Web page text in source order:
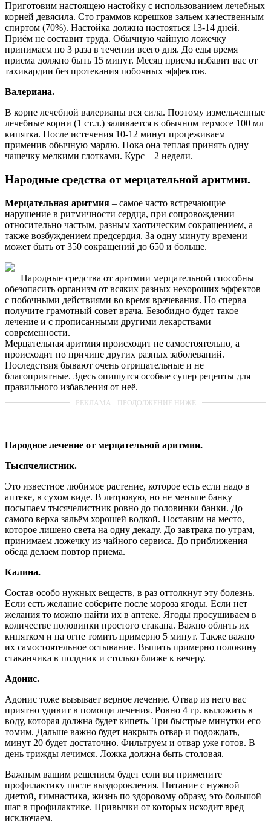
Приготовим настоящею настойку с использованием лечебных
корней девясила. Сто граммов корешков зальем качественным
спиртом (70%). Настойка должна настояться 13-14 дней.
Приём не составит труда. Обычную чайную ложечку
принимаем по 3 раза в течении всего дня. До еды время
приема должно быть 15 минут. Месяц приема избавит вас от
тахикардии без протекания побочных эффектов.
Валериана.
В корне лечебной валерианы вся сила. Поэтому измельченные
лечебные корни (1 ст.л.) заливается в обычном термосе 100 мл
кипятка. После истечения 10-12 минут процеживаем
применив обычную марлю. Пока она теплая принять одну
чашечку мелкими глотками. Курс – 2 недели.
Народные средства от мерцательной аритмии.
Мерцательная аритмия – самое часто встречающие
нарушение в ритмичности сердца, при сопровождении
относительно частым, разным хаотическим сокращением, а
также возбуждением предсердия. За одну минуту времени
может быть от 350 сокращений до 650 и больше.
Народные средства от аритмии мерцательной способны
обезопасить организм от всяких разных нехороших эффектов
с побочными действиями во время врачевания. Но сперва
получите грамотный совет врача. Безобидно будет такое
лечение и с прописанными другими лекарствами
современности.
Мерцательная аритмия происходит не самостоятельно, а
происходит по причине других разных заболеваний.
Последствия бывают очень отрицательные и не
благоприятные. Здесь опишутся особые супер рецепты для
правильного избавления от неё.
Народное лечение от мерцательной аритмии.
Тысячелистник.
Это известное любимое растение, которое есть если надо в
аптеке, в сухом виде. В литровую, но не меньше банку
посыпаем тысячелистник ровно до половинки банки. До
самого верха зальём хорошей водкой. Поставим на место,
которое лишено света на одну декаду. До завтрака по утрам,
принимаем ложечку из чайного сервиса. До приближения
обеда делаем повтор приема.
Калина.
Состав особо нужных веществ, в раз оттолкнут эту болезнь.
Если есть желание соберите после мороза ягоды. Если нет
желания то можно найти их в аптеке. Ягоды просушиваем в
количестве половинки простого стакана. Важно облить их
кипятком и на огне томить примерно 5 минут. Также важно
их самостоятельное остывание. Выпить примерно половину
стаканчика в полдник и столько ближе к вечеру.
Адонис.
Адонис тоже вызывает верное лечение. Отвар из него вас
приятно удивит в помощи лечения. Ровно 4 гр. выложить в
воду, которая должна будет кипеть. Три быстрые минутки его
томим. Дальше важно будет накрыть отвар и подождать,
минут 20 будет достаточно. Фильтруем и отвар уже готов. В
день трижды лечимся. Ложка должна быть столовая.
Важным вашим решением будет если вы примените
профилактику после выздоровления. Питание с нужной
диетой, гимнастика, жизнь по здоровому образу, это большой
шаг в профилактике. Привычки от которых исходит вред
исключаем.